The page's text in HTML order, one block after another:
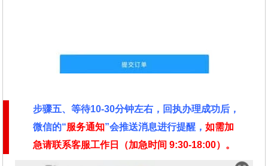
步骤五、等待10-30分钟左右，回执办理成功后，
微信的“服务通知”会推送消息进行提醒，如需加
急请联系客服工作日（加急时间 9:30-18:00）。